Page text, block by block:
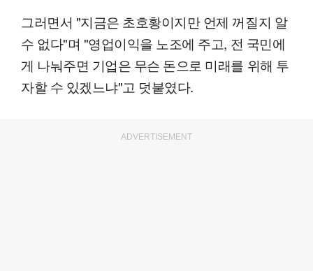
그러면서 "지금은 초호황이지만 언제 꺼질지 알
수 없다"며 "영업이익을 노조에 주고, 전 국민에
게 나눠주면 기업은 무슨 돈으로 미래를 위해 투
자할 수 있겠느냐"고 덧붙였다.
ADVERTISEMENT